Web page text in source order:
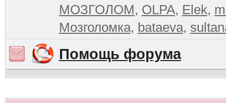
МОЗГОЛОМ, OLPA, Elek,
Мозголомка, bataeva,
Помощь форума